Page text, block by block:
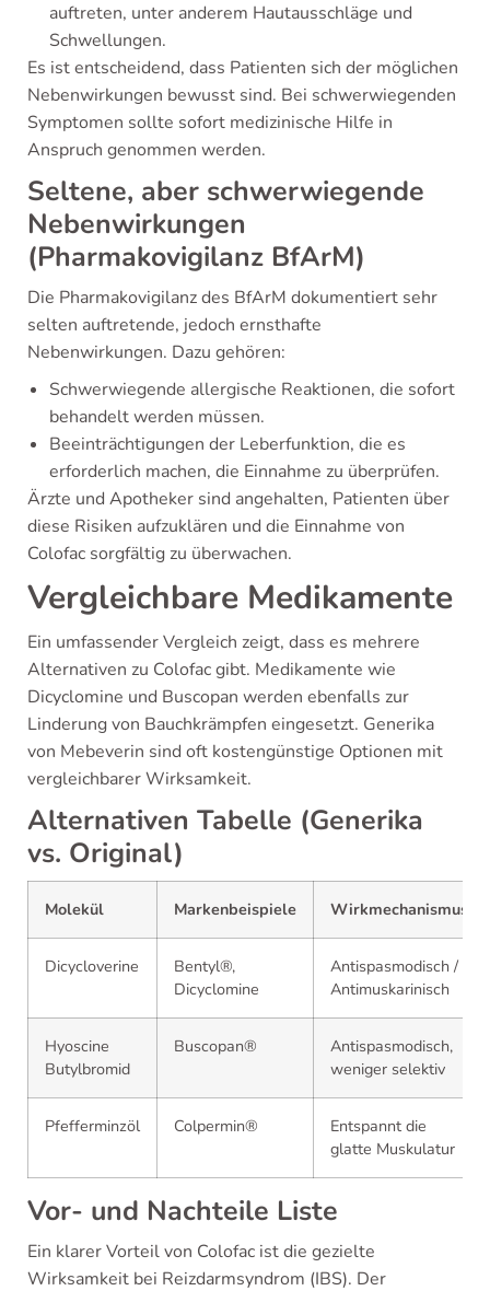
auftreten, unter anderem Hautausschläge und
Schwellungen.
Es ist entscheidend, dass Patienten sich der möglichen
Nebenwirkungen bewusst sind. Bei schwerwiegenden
Symptomen sollte sofort medizinische Hilfe in
Anspruch genommen werden.
Seltene, aber schwerwiegende
Nebenwirkungen
(Pharmakovigilanz BfArM)
Die Pharmakovigilanz des BfArM dokumentiert sehr
selten auftretende, jedoch ernsthafte
Nebenwirkungen. Dazu gehören:
Schwerwiegende allergische Reaktionen, die sofort
behandelt werden müssen.
Beeinträchtigungen der Leberfunktion, die es
erforderlich machen, die Einnahme zu überprüfen.
Ärzte und Apotheker sind angehalten, Patienten über
diese Risiken aufzuklären und die Einnahme von
Colofac sorgfältig zu überwachen.
Vergleichbare Medikamente
Ein umfassender Vergleich zeigt, dass es mehrere
Alternativen zu Colofac gibt. Medikamente wie
Dicyclomine und Buscopan werden ebenfalls zur
Linderung von Bauchkrämpfen eingesetzt. Generika
von Mebeverin sind oft kostengünstige Optionen mit
vergleichbarer Wirksamkeit.
Alternativen Tabelle (Generika
vs. Original)
Molekül Markenbeispiele Wirkmechanismus
Dicycloverine
Bentyl®,
Dicyclomine
Antispasmodisch /
Antimuskarinisch
Hyoscine
Butylbromid
Buscopan®
Antispasmodisch,
weniger selektiv
Pfefferminzöl Colpermin®
Entspannt die
glatte Muskulatur
Vor- und Nachteile Liste
Ein klarer Vorteil von Colofac ist die gezielte
Wirksamkeit bei Reizdarmsyndrom (IBS). Der